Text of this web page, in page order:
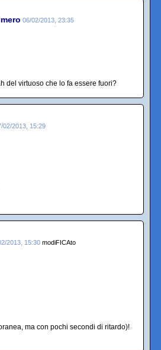
06/02/2013, 23:35
del virtuoso che lo fa essere fuori?
02/2013, 15:29
2013, 15:30 modiFICAto
ma con pochi secondi di ritardo)!